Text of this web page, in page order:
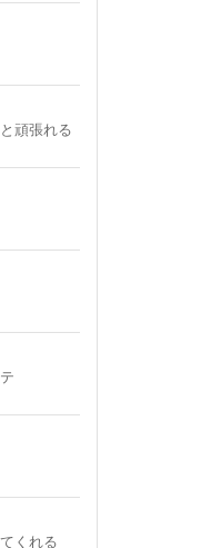
頑張れる
くれる